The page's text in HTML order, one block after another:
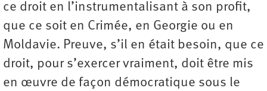
ce droit en l’instrumentalisant à son profit,
que ce soit en Crimée, en Georgie ou en
Moldavie. Preuve, s’il en était besoin, que ce
droit, pour s’exercer vraiment, doit être mis
en œuvre de façon démocratique sous le